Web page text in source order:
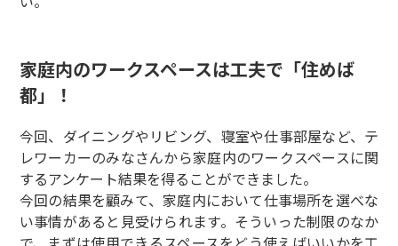
家庭内のワークスペースは工夫で「住めば
都」！
今回、ダイニングやリビング、寝室や仕事部屋など、テ
レワーカーのみなさんから家庭内のワークスペースに関
するアンケート結果を得ることができました。
今回の結果を顧みて、家庭内において仕事場所を選べな
い事情があると見受けられます。そういった制限のなか